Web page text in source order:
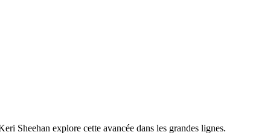
Sheehan explore cette avancée dans les grandes lignes.